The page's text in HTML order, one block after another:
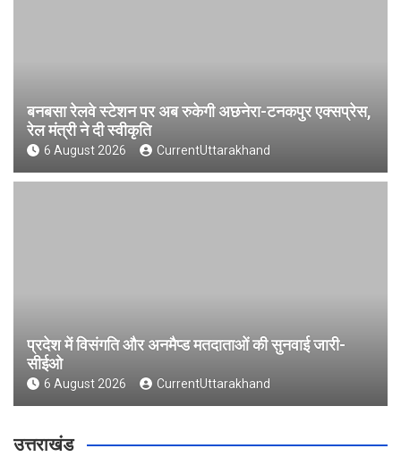
बनबसा रेलवे स्टेशन पर अब रुकेगी अछनेरा-टनकपुर एक्सप्रेस,
रेल मंत्री ने दी स्वीकृति
6 August 2026 CurrentUttarakhand
प्रदेश में विसंगति और अनमैप्ड मतदाताओं की सुनवाई जारी-
सीईओ
6 August 2026 CurrentUttarakhand
उत्तराखंड